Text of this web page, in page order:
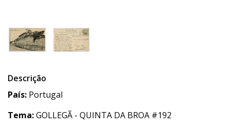
Descrição
País: Portugal
Tema:GOLLEGÃ - QUINTA DA BROA #192